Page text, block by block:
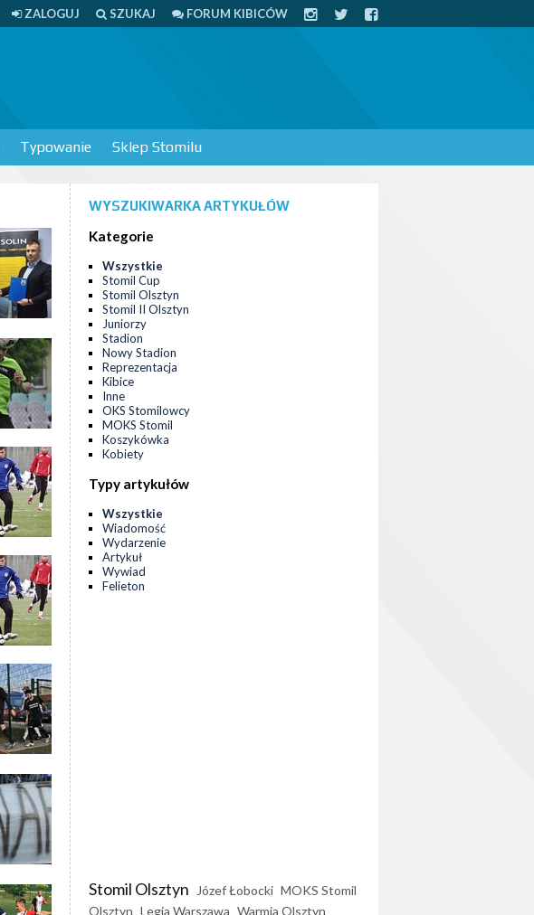
ZALOGUJ SZUKAJ FORUM KIBICÓW
Typowanie Sklep Stomilu
WYSZUKIWARKA ARTYKUŁÓW
Kategorie
Wszystkie
Stomil Cup
Stomil Olsztyn
Stomil II Olsztyn
Juniorzy
Stadion
Nowy Stadion
Reprezentacja
Kibice
Inne
OKS Stomilowcy
MOKS Stomil
Koszykówka
Kobiety
Typy artykułów
Wszystkie
Wiadomość
Wydarzenie
Artykuł
Wywiad
Felieton
Stomil Olsztyn Józef Łobocki MOKS Stomil
Olsztyn Legia Warszawa Warmia Olsztyn